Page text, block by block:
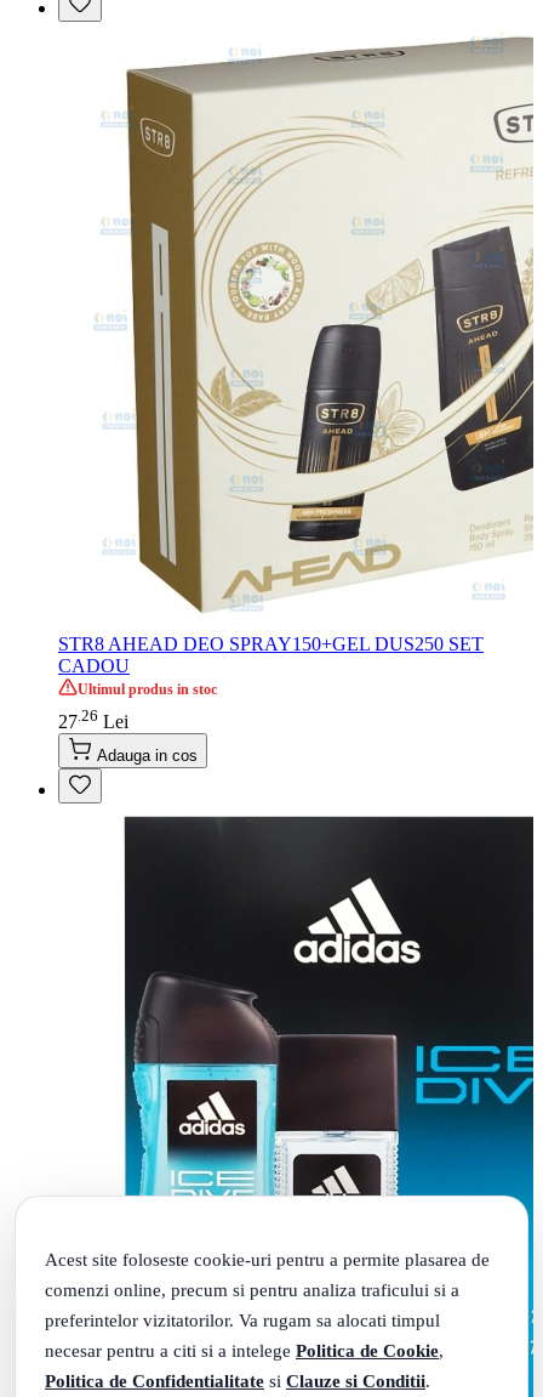
Acest site foloseste cookie-uri pentru a permite plasarea de
comenzi online, precum si pentru analiza traficului si a
preferintelor vizitatorilor. Va rugam sa alocati timpul
necesar pentru a citi si a intelege Politica de Cookie,
Politica de Confidentialitate si Clauze si Conditii.
STR8 AHEAD DEO SPRAY150+GEL DUS250 SET
CADOU
Ultimul produs in stoc
27 26 Lei
Adauga in cos